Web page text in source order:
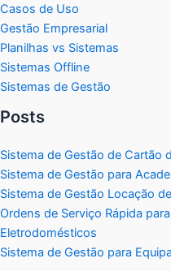
Casos de Uso
Gestão Empresarial
Planilhas vs Sistemas
Sistemas Offline
Sistemas de Gestão
Posts
Sistema de Gestão de Cartão
Sistema de Gestão para
Sistema de Gestão Locação
Ordens de Serviço Rápida
Eletrodomésticos
Sistema de Gestão para